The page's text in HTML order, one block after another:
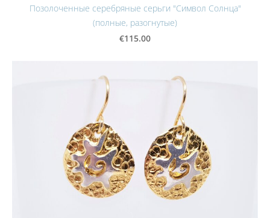
Позолоченные серебряные серьги "Символ Солнца"
(полные, разогнутые)
€115.00